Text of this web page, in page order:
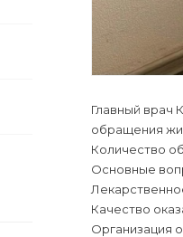
Главный врач
обращения
Количество
Основные
Качество
Организация